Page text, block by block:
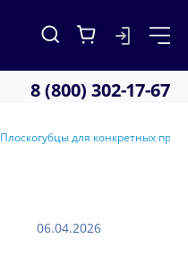
8 (800) 302-17-67
Плоскогубцы для конкретных
06.04.2026